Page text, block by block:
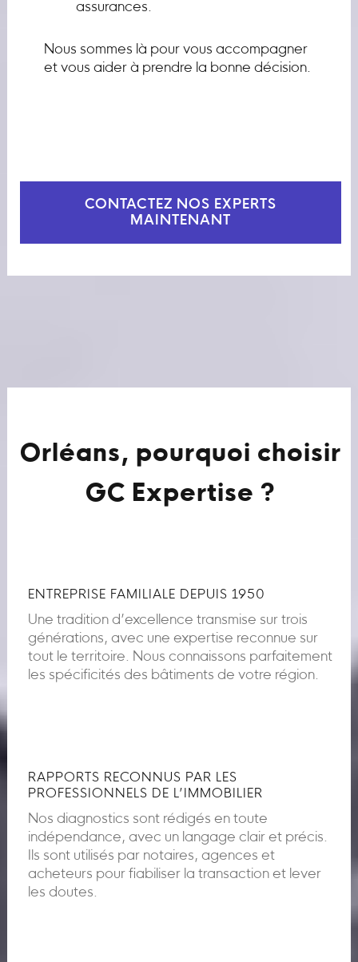
assurances.
Nous sommes là pour vous accompagner
et vous aider à prendre la bonne décision.
CONTACTEZ NOS EXPERTS
MAINTENANT
Orléans, pourquoi choisir
GC Expertise ?
ENTREPRISE FAMILIALE DEPUIS 1950
Une tradition d’excellence transmise sur trois
générations, avec une expertise reconnue sur
tout le territoire. Nous connaissons parfaitement
les spécificités des bâtiments de votre région.
RAPPORTS RECONNUS PAR LES
PROFESSIONNELS DE L’IMMOBILIER
Nos diagnostics sont rédigés en toute
indépendance, avec un langage clair et précis.
Ils sont utilisés par notaires, agences et
acheteurs pour fiabiliser la transaction et lever
les doutes.